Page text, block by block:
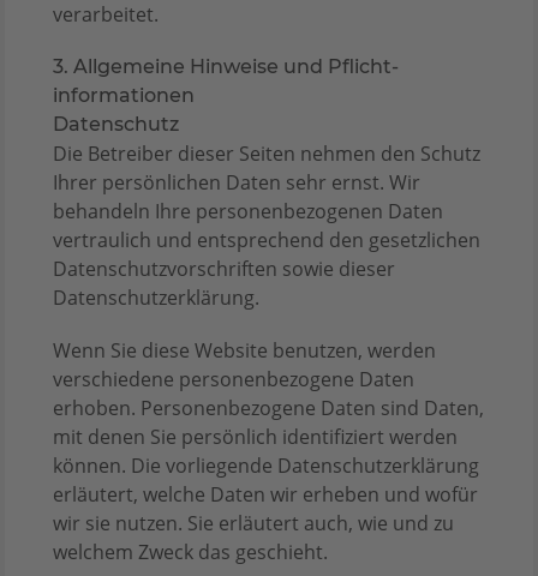
verarbeitet.
3. Allgemeine Hinweise und Pflicht­
informationen
Datenschutz
Die Betreiber dieser Seiten nehmen den Schutz
Ihrer persönlichen Daten sehr ernst. Wir
behandeln Ihre personenbezogenen Daten
vertraulich und entsprechend den gesetzlichen
Datenschutzvorschriften sowie dieser
Datenschutzerklärung.
Wenn Sie diese Website benutzen, werden
verschiedene personenbezogene Daten
erhoben. Personenbezogene Daten sind Daten,
mit denen Sie persönlich identifiziert werden
können. Die vorliegende Datenschutzerklärung
erläutert, welche Daten wir erheben und wofür
wir sie nutzen. Sie erläutert auch, wie und zu
welchem Zweck das geschieht.